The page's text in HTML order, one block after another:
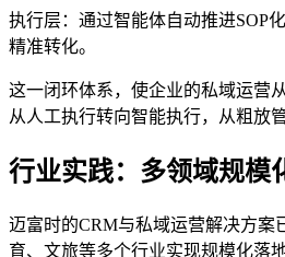
执行层：通过智能体自动推进SOP
精准转化。
这一闭环体系，使企业的私域运营
从人工执行转向智能执行，从粗放
行业实践：多领域规模
迈富时的CRM与私域运营解决方案
育、文旅等多个行业实现规模化落